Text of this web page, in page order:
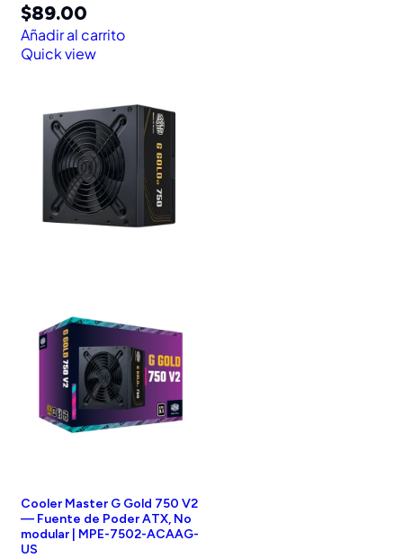
$89.00
Añadir al carrito
Quick view
Cooler Master G Gold 750 V2
— Fuente de Poder ATX, No
modular | MPE-7502-ACAAG-
US